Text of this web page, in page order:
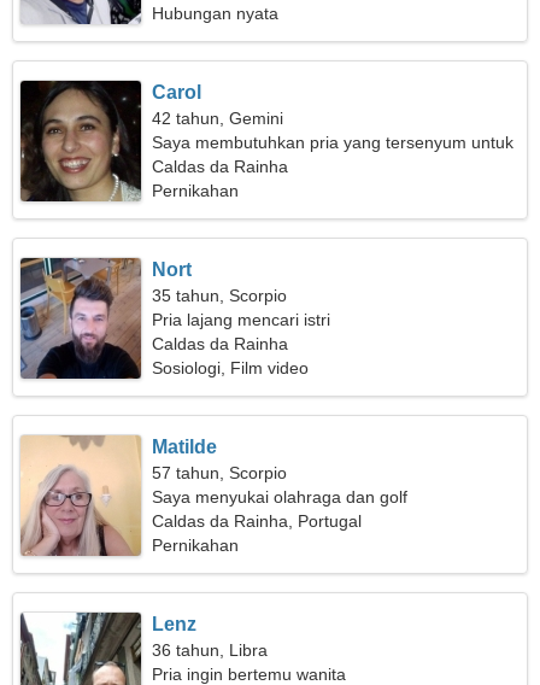
Hubungan nyata
Carol
42 tahun, Gemini
Saya membutuhkan pria yang tersenyum untuk
bepergian bersama
Caldas da Rainha
Pernikahan
Nort
35 tahun, Scorpio
Pria lajang mencari istri
Caldas da Rainha
Sosiologi, Film video
Matilde
57 tahun, Scorpio
Saya menyukai olahraga dan golf
Caldas da Rainha, Portugal
Pernikahan
Lenz
36 tahun, Libra
Pria ingin bertemu wanita